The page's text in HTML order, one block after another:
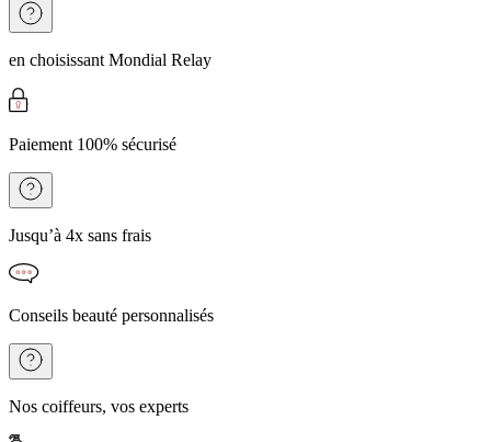
en choisissant Mondial Relay
Paiement 100% sécurisé
Jusqu’à 4x sans frais
Conseils beauté personnalisés
Nos coiffeurs, vos experts